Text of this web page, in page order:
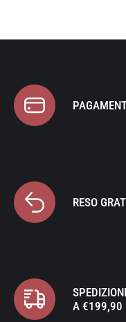
RESO
A €199,90